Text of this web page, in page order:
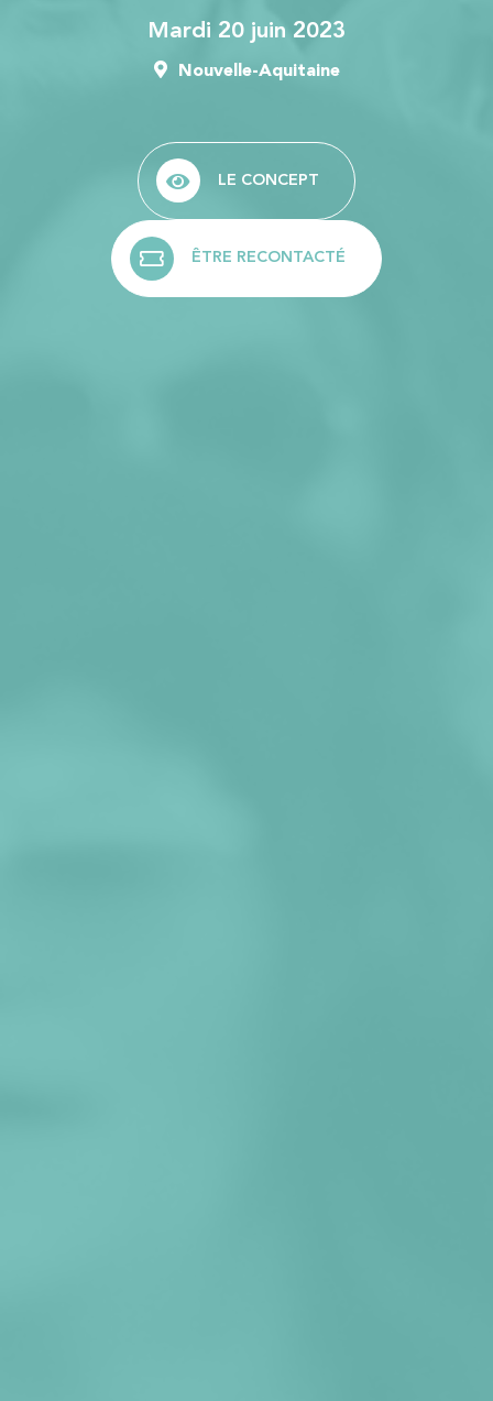
mardi 20 juin 2023
Nouvelle-Aquitaine
LE CONCEPT
ÊTRE RECONTACTÉ